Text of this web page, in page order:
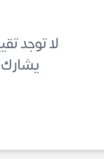
لا توجد
يشارك